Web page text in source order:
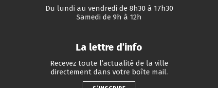
Du lundi au vendredi de 8h30 à 17h30
Samedi de 9h à 12h
La lettre d’info
Recevez toute l’actualité de la ville
directement dans votre boîte mail.